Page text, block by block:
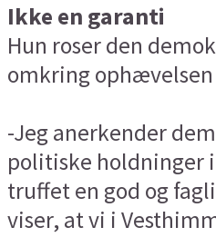
Ikke en garanti
Hun roser den
omkring
-Jeg anerkender
politiske holdninger
truffet en god og
viser, at vi i